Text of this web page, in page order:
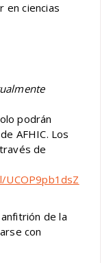
en ciencias
podrán
AFHIC. Los
de
de la
con